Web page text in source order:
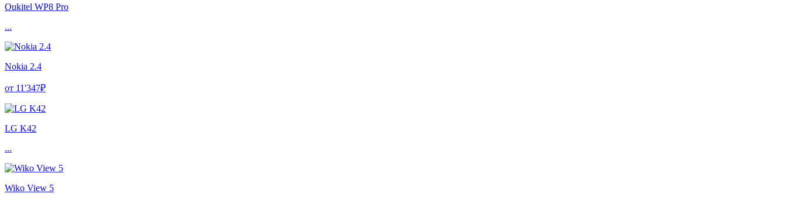
Oukitel WP8 Pro
...
Nokia 2.4
от 11'347₽
LG K42
...
Wiko View 5